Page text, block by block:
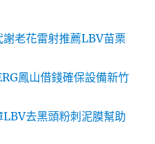
老花雷射推薦LBV苗栗
鳳山借錢確保設備新竹
去黑頭粉刺泥膜幫助